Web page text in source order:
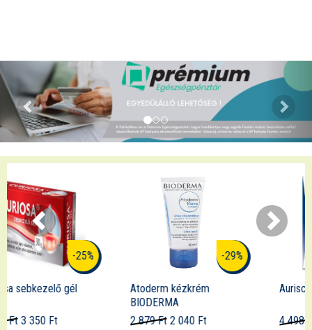
Atoderm kézkrém
2 879 Ft 2 040 Ft
Aurisclean fülspray
4 498 Ft 3 550 Ft